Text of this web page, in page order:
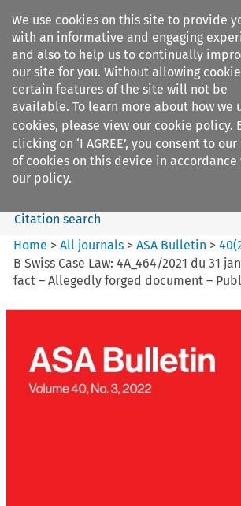
We use cookies on this site to provide
with an informative and engaging
and also to help us to continually
our site for you. Without allowing
certain features of the site will not be
available. To learn more about how we
cookies, please view our cookie policy.
clicking on ‘I AGREE’, you consent to our
of cookies on this device in accordance
our policy.
Search filters
ASA Bulletin
Citation search
Home >All journals >ASA Bulletin >40(
B Swiss Case Law: 4A_464/2021 du 31
fact – Allegedly forged document –